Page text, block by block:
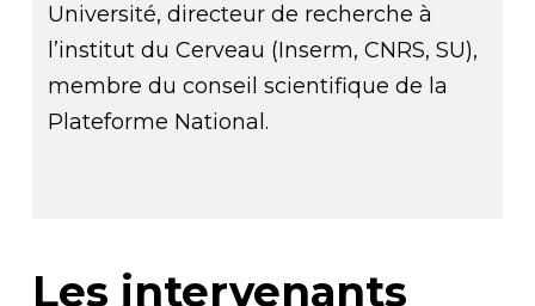
Université, directeur de recherche à
l’institut du Cerveau (Inserm, CNRS, SU),
membre du conseil scientifique de la
Plateforme National.
Les intervenants